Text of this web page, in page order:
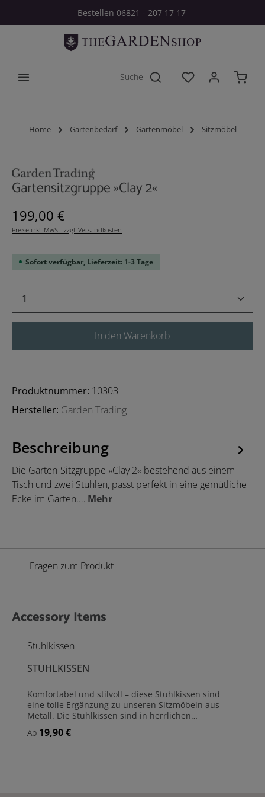
Zum Hauptinhalt springenBestellen 06821 - 207 17 17
Du hast 0
Home Gartenbedarf Gartenmöbel Sitzmöbel
Gartensitzgruppe »Clay 2«
Regulärer Preis:
199,00 €
Preise inkl. MwSt. zzgl. Versandkosten
Sofort verfügbar, Lieferzeit: 1-3 Tage
Produkt Anzahl: Gib den gewünschten
In den Warenkorb
Produktnummer: 10303
Hersteller: Garden Trading
Beschreibung
Die Garten-Sitzgruppe »Clay 2« bestehend aus einem
Tisch und zwei Stühlen, passt perfekt in eine gemütliche
Ecke im Garten.… Mehr
Fragen zum Produkt
Produktgalerie überspringen
Accessory Items
STUHLKISSEN
Komfortabel und stilvoll – diese Stuhlkissen sind
eine tolle Ergänzung zu unseren Sitzmöbeln aus
Metall. Die Stuhlkissen sind in herrlichen
zu leuchtenden Farben, passend zur Wahl der
Regulärer Preis:
Ab 19,90 €